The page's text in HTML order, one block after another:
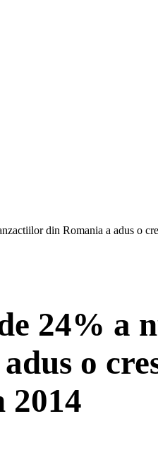
din Romania a adus o
24%
o
2014